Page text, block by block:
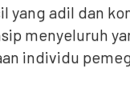
yang adil dan
menyeluruh
individu